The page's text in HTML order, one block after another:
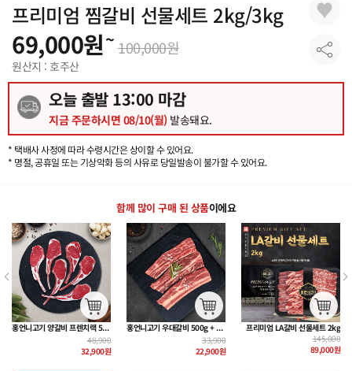
프리미엄 찜갈비 선물세트 2kg/3kg
69,000원~100,000원
원산지 : 호주산
오늘 출발 13:00 마감
지금 주문하시면 08/10(월) 발송돼요.
* 택배사 사정에 따라 수령시간은 상이할 수 있어요.
* 명절, 공휴일 또는 기상악화 등의 사유로 당일발송이 불가할 수 있어요.
함께 많이 구매 된 상품이에요
프리미엄 LA갈비 선물세트 2kg
145,000
89,000원
홍언니고기 토마호크 스테이크 500g
46,900
30,100원
홍언니고기 양갈비 프렌치랙 500g
48,900
32,900원